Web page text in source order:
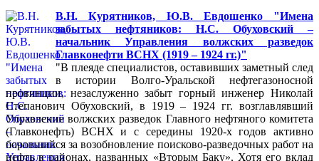
В.Н. Курятников, Ю.В. Евдошенко "Имена
забытых нефтяников: Н.С. Обуховский –
начальник Управления волжских разведок
Главконефти ВСНХ (1919 – 1924 гг.)"
"В плеяде специалистов, оставивших заметный след
в истории Волго-Уральской нефтегазоносной
провинции, незаслуженно забыт горный инженер Николай
Степанович Обуховский, в 1919 – 1924 гг. возглавлявший
Управление волжских разведок Главного нефтяного комитета
(Главконефть) ВСНХ и с середины 1920-х годов активно
боровшийся за возобновление поисково-разведочных работ на
нефть в районах, названных «Вторым Баку». Хотя его вклад